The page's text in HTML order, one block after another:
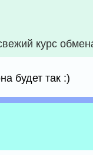
курс
будет так :)